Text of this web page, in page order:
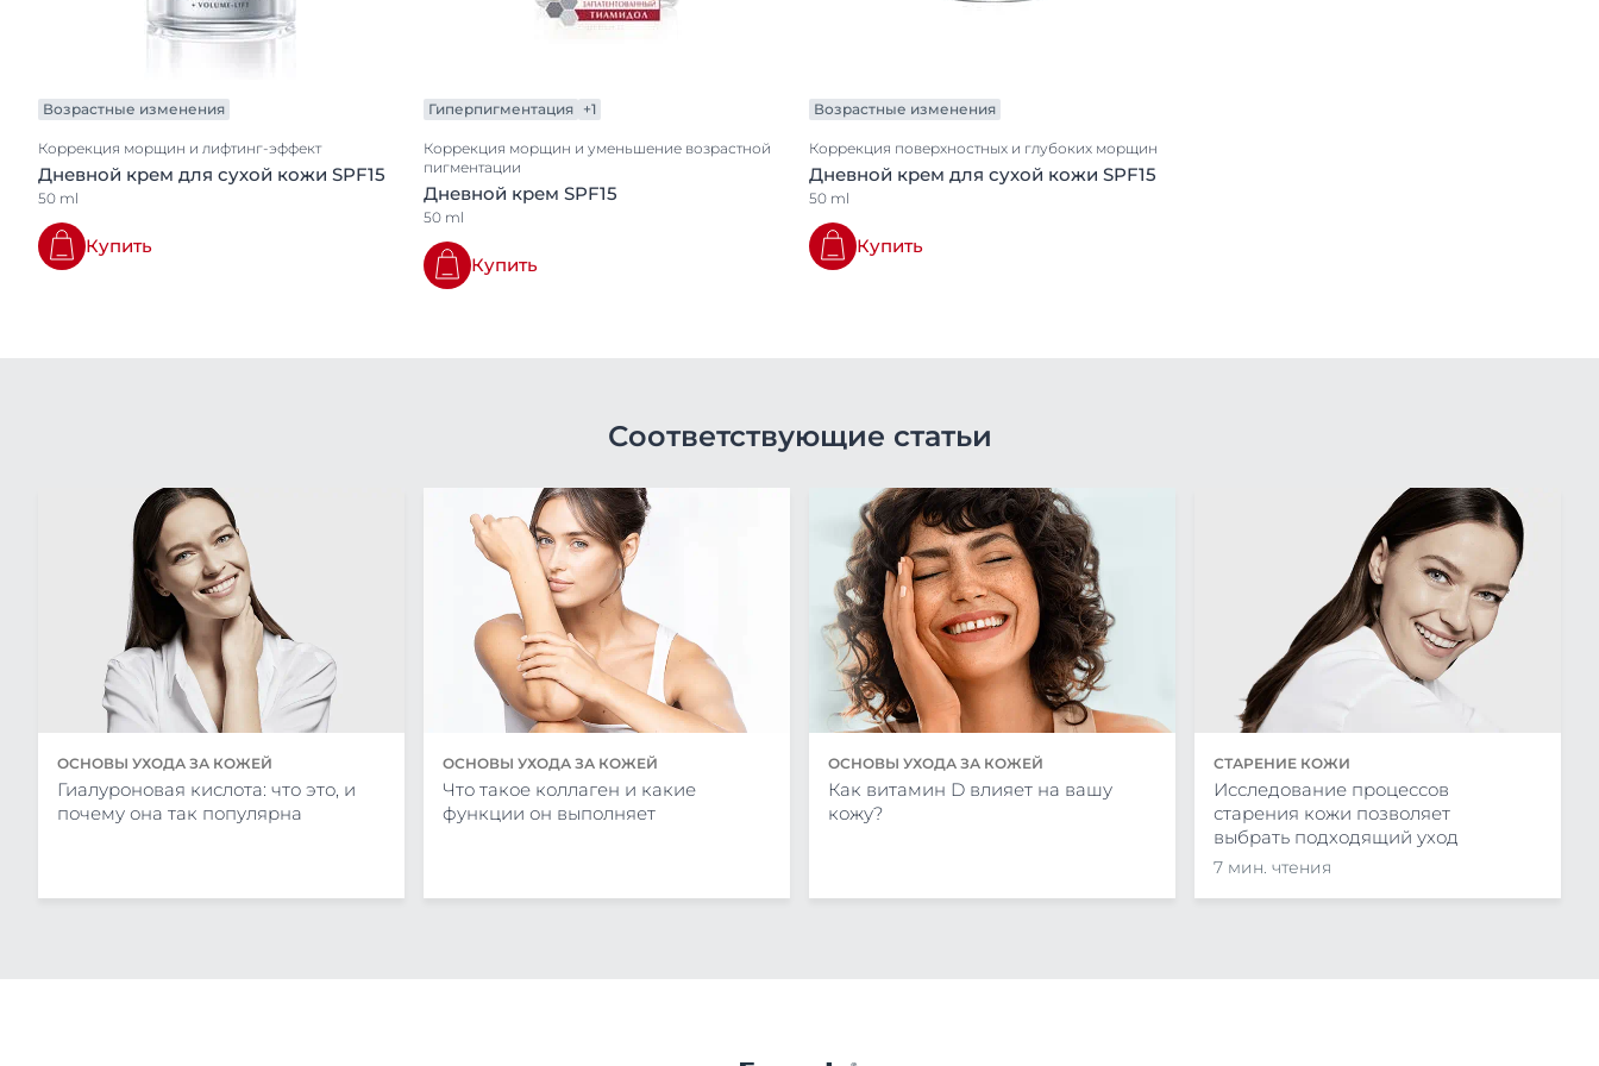
https://cyberleninka.ru/article/n/morfofunktsionalnoe-issledovanie-kozhi-litsa-zhenschin/viewer (дата
обращения: 10.03.2021).
Возрастные изменения
Коррекция морщин и лифтинг-эффект
Дневной крем для сухой кожи SPF15
50 ml
Купить
Гиперпигментация +1
Коррекция морщин и уменьшение возрастной
пигментации
Дневной крем SPF15
50 ml
Купить
Возрастные изменения
Коррекция поверхностных и глубоких морщин
Дневной крем для сухой кожи SPF15
50 ml
Купить
Соответствующие статьи
ОСНОВЫ УХОДА ЗА КОЖЕЙ
Гиалуроновая кислота: что это, и
почему она так популярна
ОСНОВЫ УХОДА ЗА КОЖЕЙ
Что такое коллаген и какие
функции он выполняет
ОСНОВЫ УХОДА ЗА КОЖЕЙ
Как витамин D влияет на вашу
кожу?
СТАРЕНИЕ КОЖИ
Исследование процессов
старения кожи позволяет
выбрать подходящий уход
7 мин. чтения